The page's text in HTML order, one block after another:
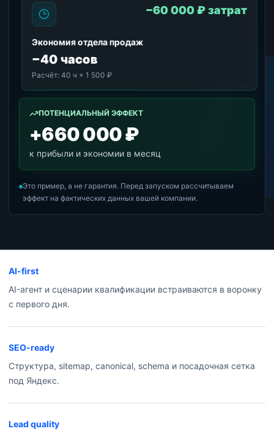
−60 000 ₽ затрат
Экономия отдела продаж
−40 часов
Расчёт:40 ч × 1 500 ₽
ПОТЕНЦИАЛЬНЫЙ ЭФФЕКТ
+660 000 ₽
к прибыли и экономии в месяц
Это пример, а не гарантия. Перед запуском рассчитываем
эффект на фактических данных вашей компании.
AI-first
AI-агент и сценарии квалификации встраиваются в воронку
с первого дня.
SEO-ready
Структура, sitemap, canonical, schema и посадочная сетка
под Яндекс.
Lead quality